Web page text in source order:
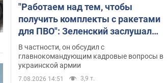
"Работаем над тем, чтобы
получить комплекты с ракетами
для ПВО": Зеленский заслушал
доклад Драпатого и объявил о
новых мерах
В частности, он обсудил с
главнокомандующим кадровые вопросы в
украинской армии
7.08.2026 14:51 3,9 т.